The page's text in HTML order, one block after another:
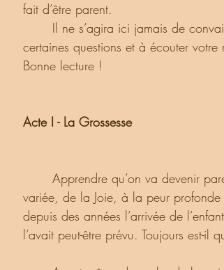
fait d’être parent.
certaines questions et à écouter votre
Bonne lecture !
Acte I - La Grossesse
variée, de la Joie, à la peur
depuis des années l’arrivée de
l’avait peut-être prévu. Toujours est-